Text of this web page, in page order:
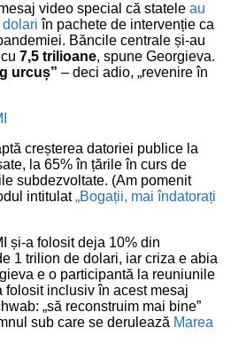
video special că statele au
în pachete de intervenție ca
Băncile centrale și-au
7,5 trilioane, spune Georgieva.
urcuș” – deci adio, „revenire în
creșterea datoriei publice la
la 65% în țările în curs de
subdezvoltate. (Am pomenit
intitulat„Bogații, mai îndatorați
și-a folosit deja 10% din
1 trilion de dolari, iar criza e abia
e o participantă la reuniunile
inclusiv în acest mesaj
„să reconstruim mai bine”
sub care se derulează Marea